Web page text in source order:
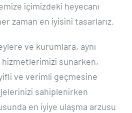
içimizdeki heyecanı
zaman en iyisini tasarlarız.
ve kurumlara, aynı
sunarken,
ve verimli geçmesine
sahiplenirken
en iyiye ulaşma arzusu